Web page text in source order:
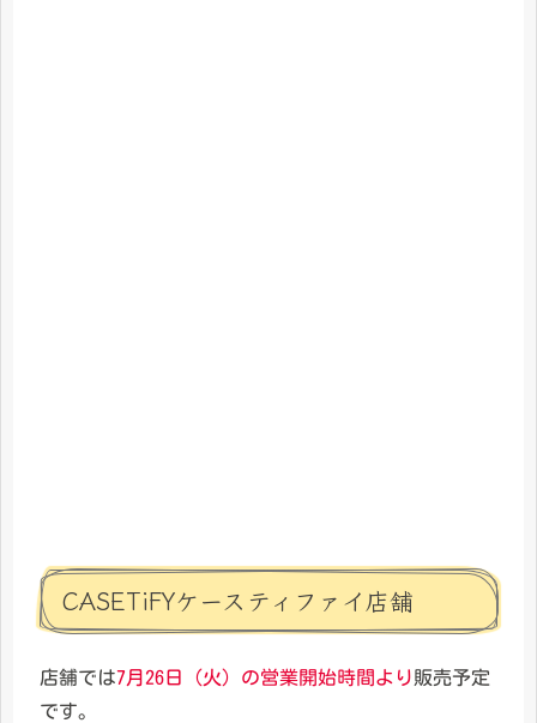
CASETiFYケースティファイ店舗
店舗では7月26日（火）の営業開始時間より販売予定
です。